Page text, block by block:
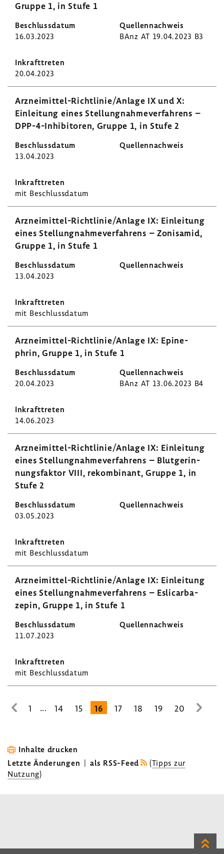
Gruppe 1, in Stufe 1
16.03.2023 BAnz AT 19.04.2023 B3
20.04.2023
Arzneimittel-​Richtlinie/Anlage IX und X:
Einlei­tung eines Stel­lung­nah­me­ver­fah­rens –
DPP-​4-Inhibitoren, Gruppe 1, in Stufe 2
13.04.2023
mit Beschluss­datum
Arzneimittel-​Richtlinie/Anlage IX: Einlei­tung
eines Stel­lung­nah­me­ver­fah­rens – Zoni­samid,
Gruppe 1, in Stufe 1
13.04.2023
mit Beschluss­datum
Arzneimittel-​Richtlinie/Anlage IX: Epine­
phrin, Gruppe 1, in Stufe 1
20.04.2023 BAnz AT 13.06.2023 B4
14.06.2023
Arzneimittel-​Richtlinie/Anlage IX: Einlei­tung
eines Stel­lung­nah­me­ver­fah­rens – Blut­ge­rin­
nungs­faktor VIII, rekom­bi­nant, Gruppe 1, in
Stufe 2
03.05.2023
mit Beschluss­datum
Arzneimittel-​Richtlinie/Anlage IX: Einlei­tung
eines Stel­lung­nah­me­ver­fah­rens – Esli­car­ba­
zepin, Gruppe 1, in Stufe 1
11.07.2023
mit Beschluss­datum
zur
Seite
1 ... 14 15 16 17 18 19 20
zur
Inhalte drucken
Letzte Änderungen | als RSS-Feed (Tipps zur
Nutzung)
Zum